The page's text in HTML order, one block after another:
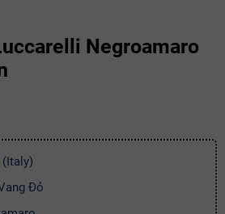
Negroamaro
(Italy)
Đỏ
THANH TOÁN